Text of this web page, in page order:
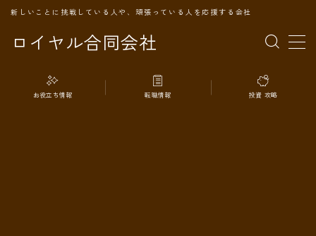
ロイヤル合同会社
新しいことに挑戦している人や、頑張っている人を応援する会社
MENU
TOPページ
お役立ち情報 転職情報 投資 攻略